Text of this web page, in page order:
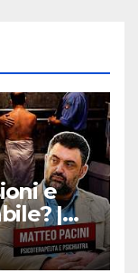
e
|
294